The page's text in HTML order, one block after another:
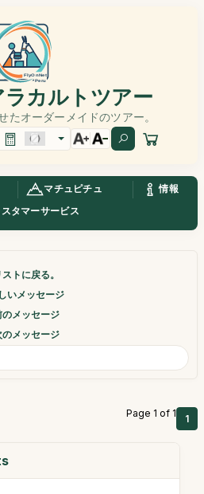
カルトツアー
たオーダーメイドのツアー。
マチュピチュ
情報
タマーサービス
ストに戻る。
いメッセージ
のメッセージ
のメッセージ
Page 1 of 1 1